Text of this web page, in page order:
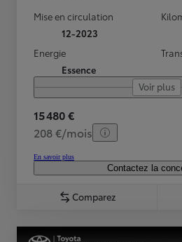
Mise en circulation
12-2023
Energie
Essence
Voir plus
15 480 €
208 €/mois
En savoir plus
Contactez la
Comparez